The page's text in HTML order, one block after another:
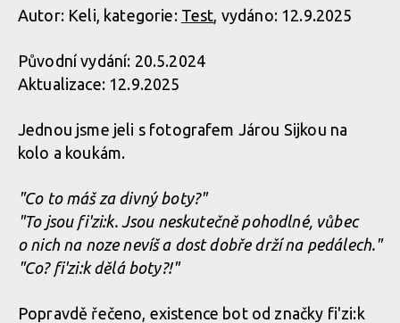
Autor: Keli, kategorie: Test, vydáno: 12.9.2025
Původní vydání: 20.5.2024
Aktualizace: 12.9.2025
Jednou jsme jeli s fotografem Járou Sijkou na
kolo a koukám.
"Co to máš za divný boty?"
"To jsou fi'zi:k. Jsou neskutečně pohodlné, vůbec
o nich na noze nevíš a dost dobře drží na pedálech."
"Co? fi'zi:k dělá boty?!"
Popravdě řečeno, existence bot od značky fi'zi:k